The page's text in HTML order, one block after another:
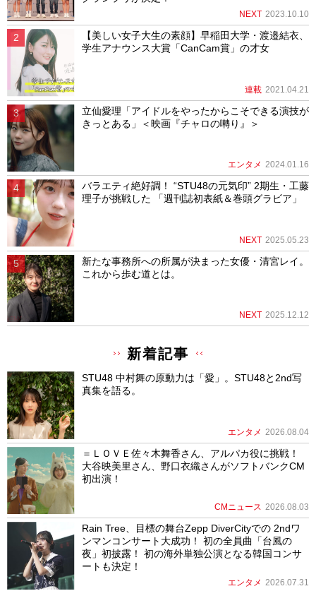
NEXT 2023.10.10
【美しい女子大生の素顔】早稲田大学・渡邉結衣、
学生アナウンス大賞「CanCam賞」の才女
連載 2021.04.21
立仙愛理「アイドルをやったからこそできる演技が
きっとある」＜映画『チャロの囀り』＞
エンタメ 2024.01.16
バラエティ絶好調！ “STU48の元気印” 2期生・工藤
理子が挑戦した 「週刊誌初表紙＆巻頭グラビア」
NEXT 2025.05.23
新たな事務所への所属が決まった女優・清宮レイ。
これから歩む道とは。
NEXT 2025.12.12
新着記事
STU48 中村舞の原動力は「愛」。STU48と2nd写
真集を語る。
エンタメ 2026.08.04
＝ＬＯＶＥ佐々木舞香さん、アルパカ役に挑戦！
大谷映美里さん、野口衣織さんがソフトバンクCM
初出演！
CMニュース 2026.08.03
Rain Tree、目標の舞台Zepp DiverCityでの 2ndワ
ンマンコンサート大成功！ 初の全員曲「台風の
夜」初披露！ 初の海外単独公演となる韓国コンサ
ートも決定！
エンタメ 2026.07.31